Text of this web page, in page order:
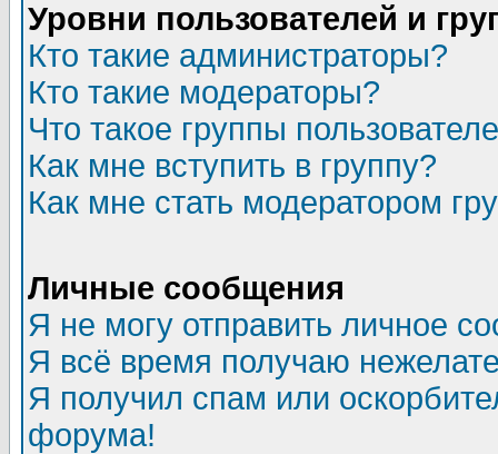
Уровни пользователей и
Кто такие администраторы?
Кто такие модераторы?
Что такое группы
Как мне вступить в группу?
Как мне стать модератором
Личные сообщения
Я не могу отправить личное
Я всё время получаю
Я получил спам или
форума!